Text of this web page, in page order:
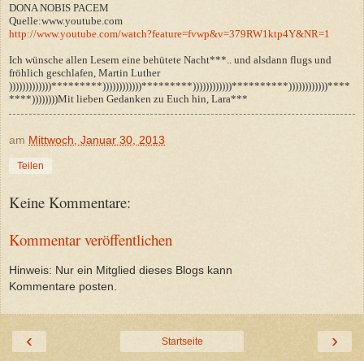
DONA NOBIS PACEM
Quelle:www.youtube.com
http://www.youtube.com/watch?feature=fvwp&v=379RW1ktp4Y&NR=1
Ich wünsche allen Lesern eine behütete Nacht***.. und alsdann flugs und
fröhlich geschlafen, Martin Luther
)))))))))))))*********))))))))))))*********))))))))))))**********))))))))))))****
****))))))))Mit lieben Gedanken zu Euch hin, Lara***
am Mittwoch, Januar 30, 2013
Teilen
Keine Kommentare:
Kommentar veröffentlichen
Hinweis: Nur ein Mitglied dieses Blogs kann
Kommentare posten.
‹ ›
Startseite